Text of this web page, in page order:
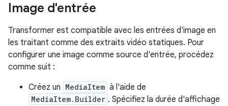
Image d'entrée
Transformer est compatible avec les entrées d'image en
les traitant comme des extraits vidéo statiques. Pour
configurer une image comme source d'entrée, procédez
comme suit :
Créez un MediaItem à l'aide de
MediaItem.Builder . Spécifiez la durée d'affichage